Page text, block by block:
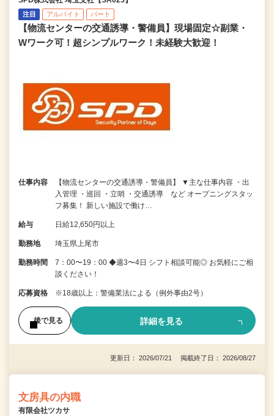
注目 アルバイト パート
【物流センターの交通誘導・警備員】現場固定☆副業・
Wワーク可！超シンプルワーク！未経験大歓迎！
仕事内容
【物流センターの交通誘導・警備員】 ▼主な仕事内容 ・出
入管理 ・巡回 ・立哨 ・交通誘導 など オープニングスタッ
フ募集！ 新しい施設で働け…
給与 日給12,650円以上
勤務地 埼玉県上尾市
勤務時間
7：00〜19：00 ◆週3〜4日 シフト相談可能◎ お気軽にご相
談ください！
応募資格 ※18歳以上：警備業法による（例外事由2号）
後で見る 詳細を見る
更新日： 2026/07/21 掲載終了日： 2026/08/27
文房具の内職
有限会社ツカサ